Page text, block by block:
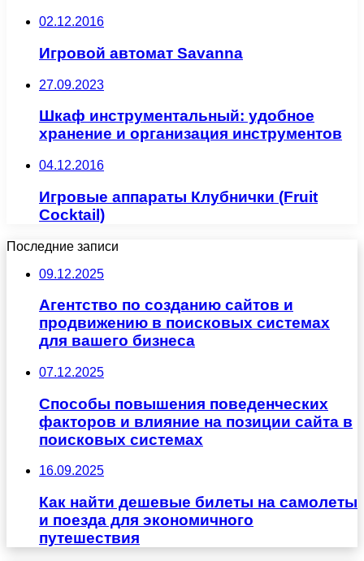
02.12.2016
Игровой автомат Savanna
27.09.2023
Шкаф инструментальный: удобное
хранение и организация инструментов
04.12.2016
Игровые аппараты Клубнички (Fruit
Cocktail)
Последние записи
09.12.2025
Агентство по созданию сайтов и
продвижению в поисковых системах
для вашего бизнеса
07.12.2025
Способы повышения поведенческих
факторов и влияние на позиции сайта в
поисковых системах
16.09.2025
Как найти дешевые билеты на самолеты
и поезда для экономичного
путешествия